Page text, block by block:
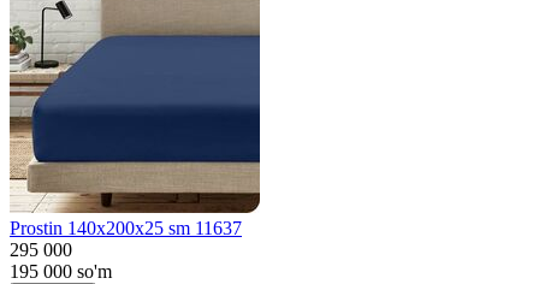
Prostin 140x200x25 sm 11637
295 000
195 000 so'm